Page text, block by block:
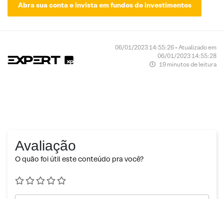
Abra sua conta e invista em fundos de investimentos
06/01/2023 14:55:26 • Atualizado em
06/01/2023 14:55:28
19 minutos de leitura
Avaliação
O quão foi útil este conteúdo pra você?